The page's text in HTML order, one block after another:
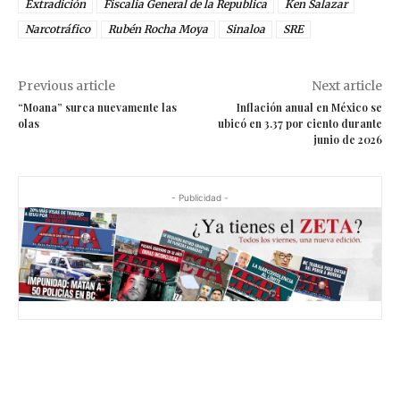
Extradición
Fiscalia General de la Republica
Ken Salazar
Narcotráfico
Rubén Rocha Moya Sinaloa SRE
Previous article
“Moana” surca nuevamente las
olas
Next article
Inflación anual en México se
ubicó en 3.37 por ciento durante
junio de 2026
- Publicidad -